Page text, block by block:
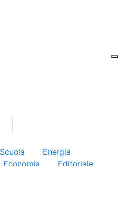
Scuola
Energia
Economia
Editoriale